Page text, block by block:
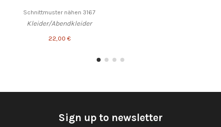
Schnittmuster nähen 3167
Kleider/Abendkleider
22,00 €
Sign up to newsletter